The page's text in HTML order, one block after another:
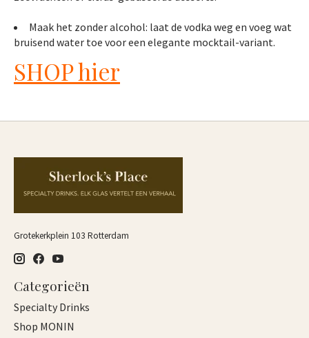
Maak het zonder alcohol: laat de vodka weg en voeg wat
bruisend water toe voor een elegante mocktail-variant.
SHOP hier
Grotekerkplein 103 Rotterdam
Categorieën
Specialty Drinks
Shop MONIN